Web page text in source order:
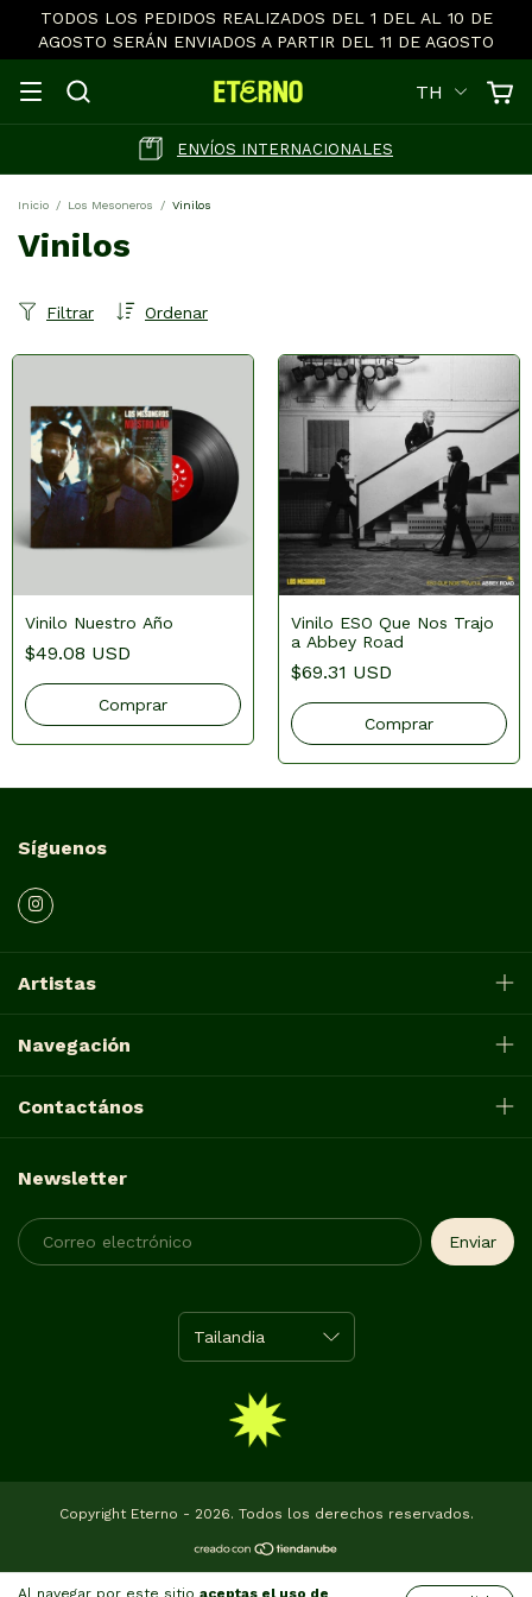
TODOS LOS PEDIDOS REALIZADOS DEL 1 DEL AL 10 DE
AGOSTO SERÁN ENVIADOS A PARTIR DEL 11 DE AGOSTO
TH
ENVÍOS INTERNACIONALES
Al navegar por este sitio aceptas el uso de
Inicio / Los Mesoneros / Vinilos
Vinilos
Ordenar
Filtrar
Vinilo Nuestro Año
$49.08 USD
Vinilo ESO Que Nos Trajo
a Abbey Road
$69.31 USD
Síguenos
Artistas
Navegación
Contactános
Newsletter
Copyright Eterno - 2026. Todos los derechos reservados.